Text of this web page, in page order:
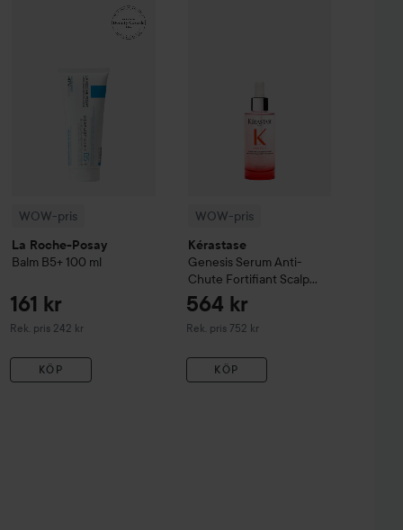
& Eyebrow Tint 3 Natural Brown
WOW-pris
La Roche-Posay
Balm B5+ 100 ml
161 kr
Rek. pris 242 kr
Rekommenderat pris 242 kr
KÖP
La Roche-Posay
WOW-pris
Kérastase
Genesis Serum Anti-
Chute Fortifiant Scalp
Serum 90 ml
564 kr
Rek. pris 752 kr
Rekommenderat pris 752 kr
KÖP